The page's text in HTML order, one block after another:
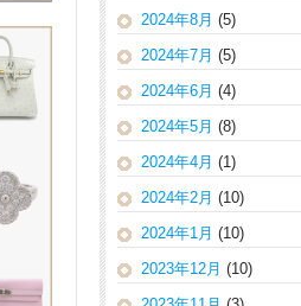
2024年8月 (5)
2024年7月 (5)
2024年6月 (4)
2024年5月 (8)
2024年4月 (1)
2024年2月 (10)
2024年1月 (10)
2023年12月 (10)